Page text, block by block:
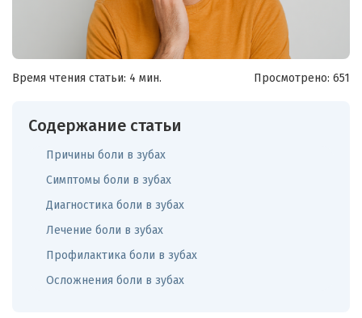
Время чтения статьи: 4 мин. Просмотрено: 651
Содержание статьи
Причины боли в зубах
Симптомы боли в зубах
Диагностика боли в зубах
Лечение боли в зубах
Профилактика боли в зубах
Осложнения боли в зубах